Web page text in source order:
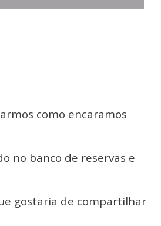
como encaramos
no banco de reservas e
gostaria de compartilhar